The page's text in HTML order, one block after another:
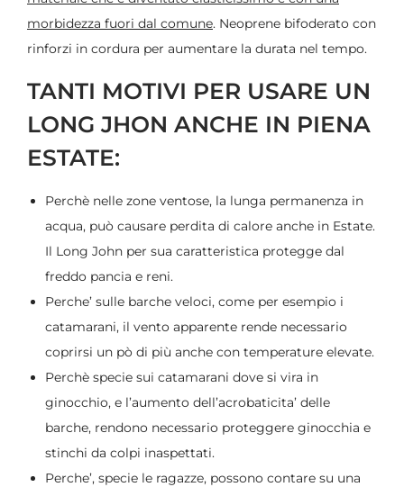
morbidezza fuori dal comune. Neoprene bifoderato con
rinforzi in cordura per aumentare la durata nel tempo.
TANTI MOTIVI PER USARE UN
LONG JHON ANCHE IN PIENA
ESTATE:
Perchè nelle zone ventose, la lunga permanenza in
acqua, può causare perdita di calore anche in Estate.
Il Long John per sua caratteristica protegge dal
freddo pancia e reni.
Perche’ sulle barche veloci, come per esempio i
catamarani, il vento apparente rende necessario
coprirsi un pò di più anche con temperature elevate.
Perchè specie sui catamarani dove si vira in
ginocchio, e l’aumento dell’acrobaticita’ delle
barche, rendono necessario proteggere ginocchia e
stinchi da colpi inaspettati.
Perche’, specie le ragazze, possono contare su una